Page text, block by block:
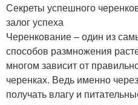
Секреты успешного
залог успеха
Черенкование – один из
способов размножения
многом зависит от
черенках. Ведь именно
получать влагу и